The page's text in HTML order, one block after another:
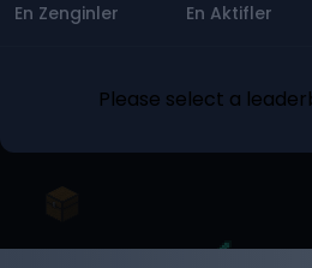
En Zenginler En Aktifler
Please select a